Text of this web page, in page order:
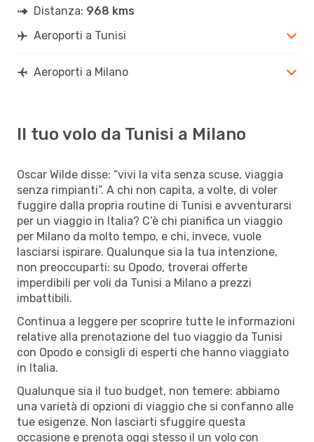
Distanza: 968 kms
Aeroporti a Tunisi
Aeroporti a Milano
Il tuo volo da Tunisi a Milano
Oscar Wilde disse: “vivi la vita senza scuse, viaggia
senza rimpianti”. A chi non capita, a volte, di voler
fuggire dalla propria routine di Tunisi e avventurarsi
per un viaggio in Italia? C’è chi pianifica un viaggio
per Milano da molto tempo, e chi, invece, vuole
lasciarsi ispirare. Qualunque sia la tua intenzione,
non preoccuparti: su Opodo, troverai offerte
imperdibili per voli da Tunisi a Milano a prezzi
imbattibili.
Continua a leggere per scoprire tutte le informazioni
relative alla prenotazione del tuo viaggio da Tunisi
con Opodo e consigli di esperti che hanno viaggiato
in Italia.
Qualunque sia il tuo budget, non temere: abbiamo
una varietà di opzioni di viaggio che si confanno alle
tue esigenze. Non lasciarti sfuggire questa
occasione e prenota oggi stesso il un volo con